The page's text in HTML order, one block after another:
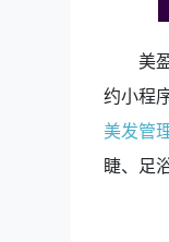
美
约小程
美发管
睫、足